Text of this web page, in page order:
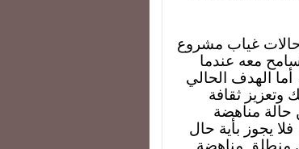
حالات غياب مشروع
معه عندما
أما الهدف الحالي
ثقافة
حالة مناهضة
فلا يجوز بأية حال
منطلق مناهضة